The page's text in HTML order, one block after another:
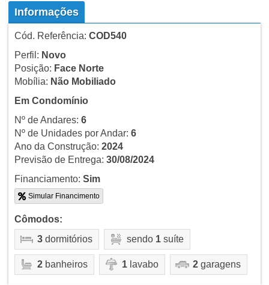
Informações
Cód. Referência: COD540
Perfil: Novo
Posição: Face Norte
Mobília: Não Mobiliado
Em Condomínio
Nº de Andares: 6
Nº de Unidades por Andar: 6
Ano da Construção: 2024
Previsão de Entrega: 30/08/2024
Financiamento: Sim
Simular Financimento
Cômodos:
3dormitórios sendo 1suíte
2banheiros 1lavabo 2garagens